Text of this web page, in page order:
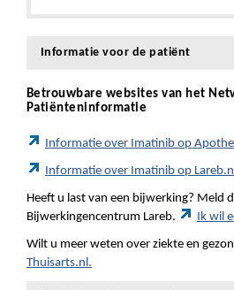
Informatie voor de patiënt
Betrouwbare websites van het
Patiënteninformatie
Informatie over Imatinib op
Informatie over Imatinib op
Heeft u last van een bijwerking? Meld
Bijwerkingencentrum Lareb.
Ik wil
Wilt u meer weten over ziekte en
Thuisarts.nl.